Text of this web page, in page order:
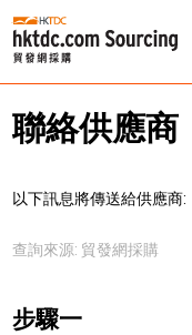
聯絡供應商
以下訊息將傳送給供應商:
查詢來源: 貿發網採購
步驟一